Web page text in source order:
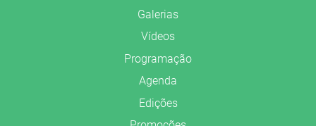
Galerias
Vídeos
Programação
Agenda
Edições